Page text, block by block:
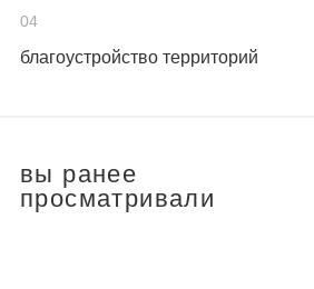
04
благоустройство территорий
вы ранее
просматривали